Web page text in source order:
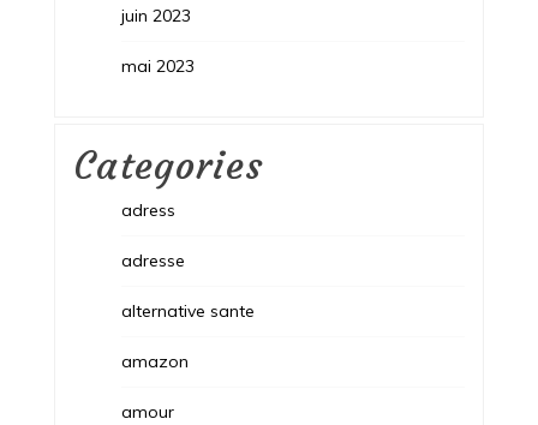
juin 2023
mai 2023
Categories
adress
adresse
alternative sante
amazon
amour